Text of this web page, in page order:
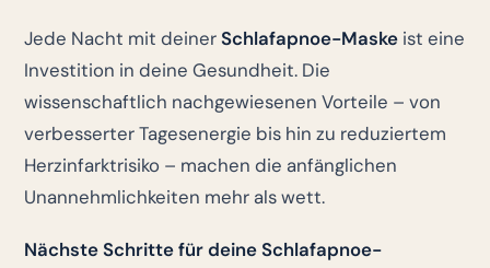
Jede Nacht mit deinerSchlafapnoe-Maske ist eine
Investition in deine Gesundheit. Die
wissenschaftlich nachgewiesenen Vorteile – von
verbesserter Tagesenergie bis hin zu reduziertem
Herzinfarktrisiko – machen die anfänglichen
Unannehmlichkeiten mehr als wett.
Nächste Schritte für deine Schlafapnoe-